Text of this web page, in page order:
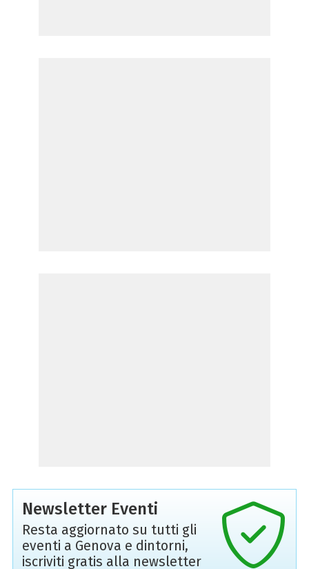
Newsletter Eventi
Resta aggiornato su tutti gli
eventi a Genova e dintorni,
iscriviti gratis alla newsletter